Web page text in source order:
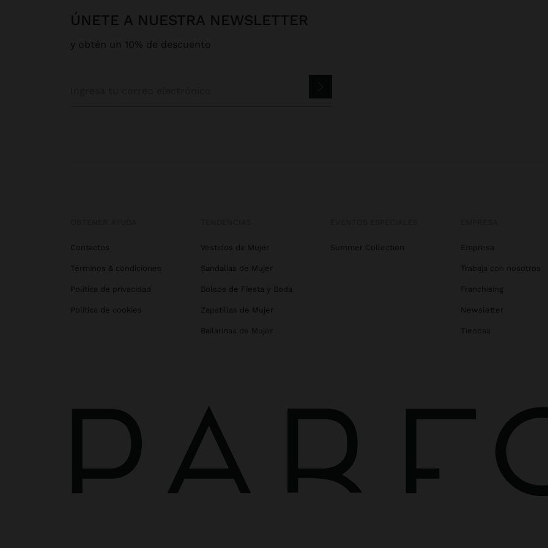
ÚNETE A NUESTRA NEWSLETTER
y obtén un 10% de descuento
Contactos
Términos & condiciones
Política de privacidad
Política de cookies
Vestidos de Mujer
Sandalias de Mujer
Bolsos de Fiesta y Boda
Zapatillas de Mujer
Bailarinas de Mujer
Summer Collection Empresa
Trabaja con nosotros
Franchising
Newsletter
Tiendas